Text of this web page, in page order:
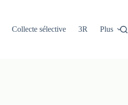
Collecte sélective 3R Plus